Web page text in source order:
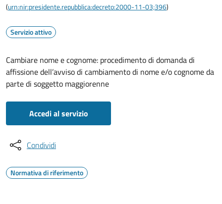
(urn:nir:presidente.repubblica:decreto:2000-11-03;396)
Servizio attivo
Cambiare nome e cognome: procedimento di domanda di
affissione dell’avviso di cambiamento di nome e/o cognome da
parte di soggetto maggiorenne
Accedi al servizio
Condividi
Normativa di riferimento